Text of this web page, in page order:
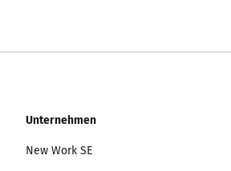
Unternehmen
New Work SE